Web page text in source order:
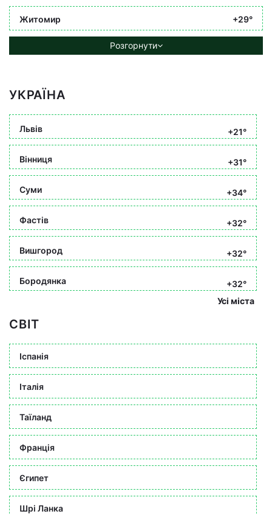
Житомир +29°
Розгорнути
УКРАЇНА
Львів +21°
Вінниця +31°
Суми +34°
Фастів +32°
Вишгород +32°
Бородянка
+32°
Усі міста
СВІТ
Іспанія
Італія
Таїланд
Франція
Єгипет
Шрі Ланка